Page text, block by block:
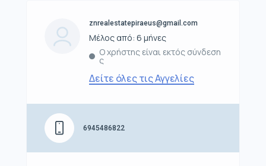
znrealestatepiraeus@gmail.com
Μέλος από: 6 μήνες
Ο χρήστης είναι εκτός σύνδεση
ς
Δείτε όλες τις Αγγελίες
6945486822